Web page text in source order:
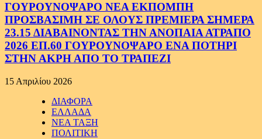
ΓΟΥΡΟΥΝΟΨΑΡΟ ΝΕΑ ΕΚΠΟΜΠΗ
ΠΡΟΣΒΑΣΙΜΗ ΣΕ ΟΛΟΥΣ ΠΡΕΜΙΕΡΑ ΣΗΜΕΡΑ
23.15 ΔΙΑΒΑΙΝΟΝΤΑΣ ΤΗΝ ΑΝΟΠΑΙΑ ΑΤΡΑΠΟ
2026 ΕΠ.60 ΓΟΥΡΟΥΝΟΨΑΡΟ ΕΝΑ ΠΟΤΗΡΙ
ΣΤΗΝ ΑΚΡΗ ΑΠΟ ΤΟ ΤΡΑΠΕΖΙ
15 Απριλίου 2026
ΔΙΑΦΟΡΑ
ΕΛΛΑΔΑ
ΝΕΑ ΤΑΞΗ
ΠΟΛΙΤΙΚΗ